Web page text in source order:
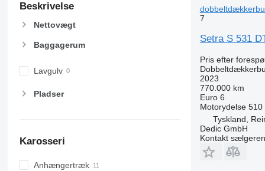
Beskrivelse
Nettovægt
Baggagerum
Lavgulv
Pladser
Karosseri
Anhængertræk
7
Setra S 531
Pris efter
2023
770.000 km
Euro 6
Motorydelse 510
Tyskland,
Dedic GmbH
Kontakt sælgeren